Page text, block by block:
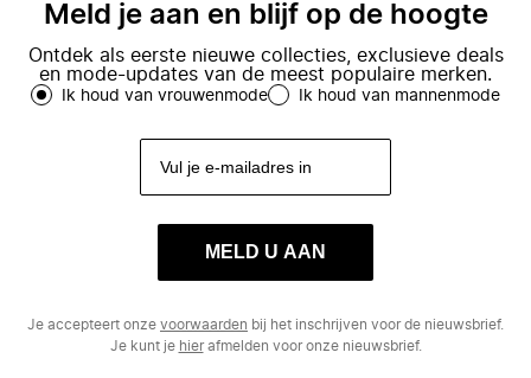
Meld je aan en blijf op de hoogte
Ontdek als eerste nieuwe collecties, exclusieve deals
en mode-updates van de meest populaire merken.
Ik houd van vrouwenmode Ik houd van mannenmode
MELD U AAN
Je accepteert onze voorwaarden bij het inschrijven voor de nieuwsbrief.
Je kunt je hierafmelden voor onze nieuwsbrief.